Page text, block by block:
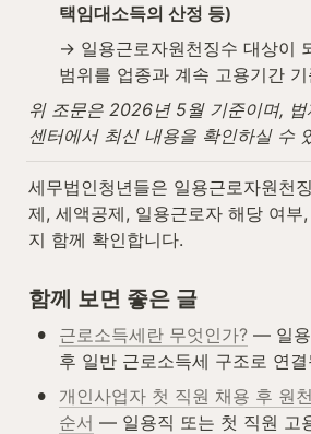
택임대소득의 산정 등)
→ 일용근로자원천징수 대상이
범위를 업종과 계속 고용기간
위 조문은 2026년 5월 기준이며,
센터에서 최신 내용을 확인하실 수
세무법인청년들은 일용근로자원천
제, 세액공제, 일용근로자 해당 여부
지 함께 확인합니다.
함께 보면 좋은 글
• 근로소득세란 무엇인가? — 일용
후 일반 근로소득세 구조로 연결
•
개인사업자 첫 직원 채용 후 원
순서 — 일용직 또는 첫 직원 고